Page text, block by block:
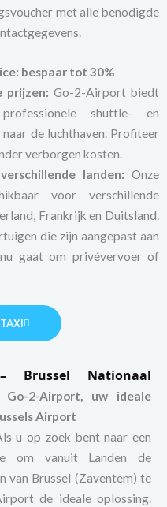
met alle benodigde
bespaar tot 30%
prijzen: Go-2-Airport biedt
shuttle- en
de luchthaven. Profiteer
verborgen kosten.
landen: Onze
voor verschillende
Frankrijk en Duitsland.
die zijn aangepast aan
gaat om privévervoer of
Nationaal
Go-2-Airport, uw ideale
Airport
u op zoek bent naar een
om vanuit Landen de
van Brussel (Zaventem) te
de ideale oplossing.